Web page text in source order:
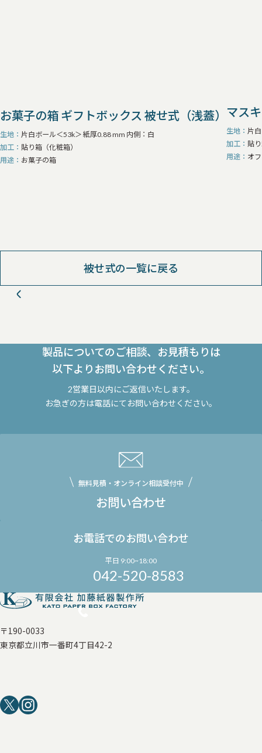
お菓子の箱 ギフトボックス 被せ式（浅蓋）
生地
片白ボール＜53k＞ 紙厚0.88 mm 内側：白
加工
貼り箱（化粧箱）
用途
お菓子の箱
マス
生地
片
加工
貼
用途
オ
被せ式の一覧に戻る
製品についてのご相談、お見積もりは
以下よりお問い合わせください。
2営業日以内にご返信いたします。
お急ぎの方は電話にてお問い合わせください。
無料見積・オンライン相談受付中
お問い合わせ
お電話でのお問い合わせ
平日 9:00~18:00
042-520-8583
〒190-0033
東京都立川市一番町4丁目42-2